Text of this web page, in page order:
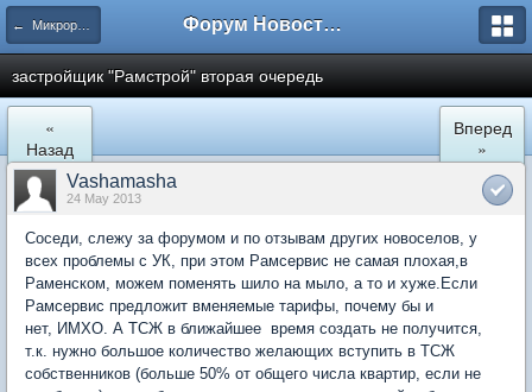
← Микрорайон Солнечный (ул. Лучистая 1, 2, 3) Форум Новостройки
застройщик "Рамстрой" вторая очередь
«
Назад
Вперед
»
Vashamasha
24 May 2013
Соседи, слежу за форумом и по отзывам других новоселов, у
всех проблемы с УК, при этом Рамсервис не самая плохая,в
Раменском, можем поменять шило на мыло, а то и хуже.Если
Рамсервис предложит вменяемые тарифы, почему бы и
нет, ИМХО. А ТСЖ в ближайшее время создать не получится,
т.к. нужно большое количество желающих вступить в ТСЖ
собственников (больше 50% от общего числа квартир, если не